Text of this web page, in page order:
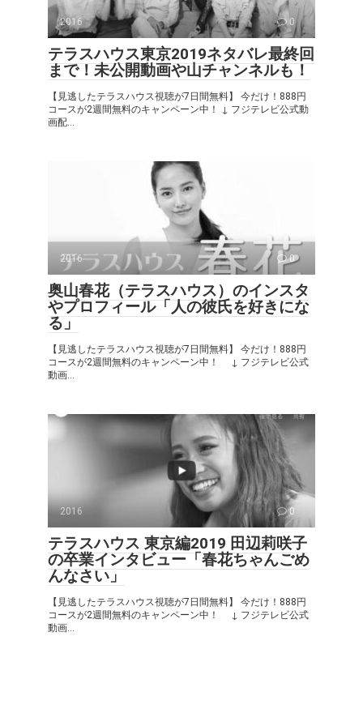
2016 0
テラスハウス東京2019ネタバレ最終回
まで！未公開動画や山チャンネルも！
【見逃したテラスハウス視聴が7日間無料】 今だけ！888円
コースが2週間無料のキャンペーン中！ ↓ フジテレビ公式動
画配...
2016 0
奥山春花（テラスハウス）のインスタ
やプロフィール「人の彼氏を好きにな
る」
【見逃したテラスハウス視聴が7日間無料】 今だけ！888円
コースが2週間無料のキャンペーン中！ ↓ フジテレビ公式
動画...
2016 0
テラスハウス 東京編2019 田辺莉咲子
の卒業インタビュー「春花ちゃんごめ
んなさい」
【見逃したテラスハウス視聴が7日間無料】 今だけ！888円
コースが2週間無料のキャンペーン中！ ↓ フジテレビ公式
動画...